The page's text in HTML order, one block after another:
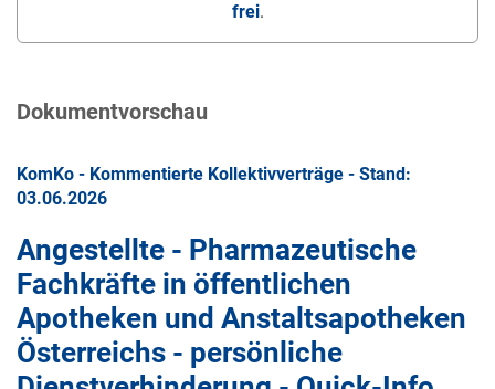
frei.
Dokumentvorschau
KomKo - Kommentierte Kollektivverträge - Stand:
03.06.2026
Angestellte - Pharmazeutische
Fachkräfte in öffentlichen
Apotheken und Anstaltsapotheken
Österreichs - persönliche